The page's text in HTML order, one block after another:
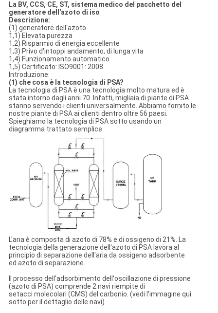
La BV, CCS, CE, ST, sistema medico del pacchetto del
generatore dell'azoto di iso
Descrizione:
(1) generatore dell'azoto
1,1) Elevata purezza
1,2) Risparmio di energia eccellente
1,3) Privo d'intoppi andamento, di lunga vita
1,4) Funzionamento automatico
1,5) Certificato: ISO9001: 2008
Introduzione:
(1) che cosa è la tecnologia di PSA?
La tecnologia di PSA è una tecnologia molto matura ed è
stata intorno dagli anni 70. Infatti, migliaia di piante di PSA
stanno servendo i clienti universalmente. Abbiamo fornito le
nostre piante di PSA ai clienti dentro oltre 56 paesi.
Spieghiamo la tecnologia di PSA sotto usando un
diagramma trattato semplice.
L'aria è composta di azoto di 78% e di ossigeno di 21%. La
tecnologia della generazione dell'azoto di PSA lavora al
principio di separazione dell'aria da ossigeno adsorbente
ed azoto di separazione.
Il processo dell'adsorbimento dell'oscillazione di pressione
(azoto di PSA) comprende 2 navi riempite di
setacci molecolari (CMS) del carbonio. (vedi l'immagine qui
sotto per il dettaglio delle navi).